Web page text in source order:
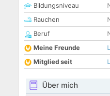
Bildungsniveau
Rauchen
Beruf
Meine Freunde
Mitglied seit
Über mich